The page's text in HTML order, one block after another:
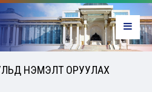
НЭМЭЛТ ОРУУЛАХ